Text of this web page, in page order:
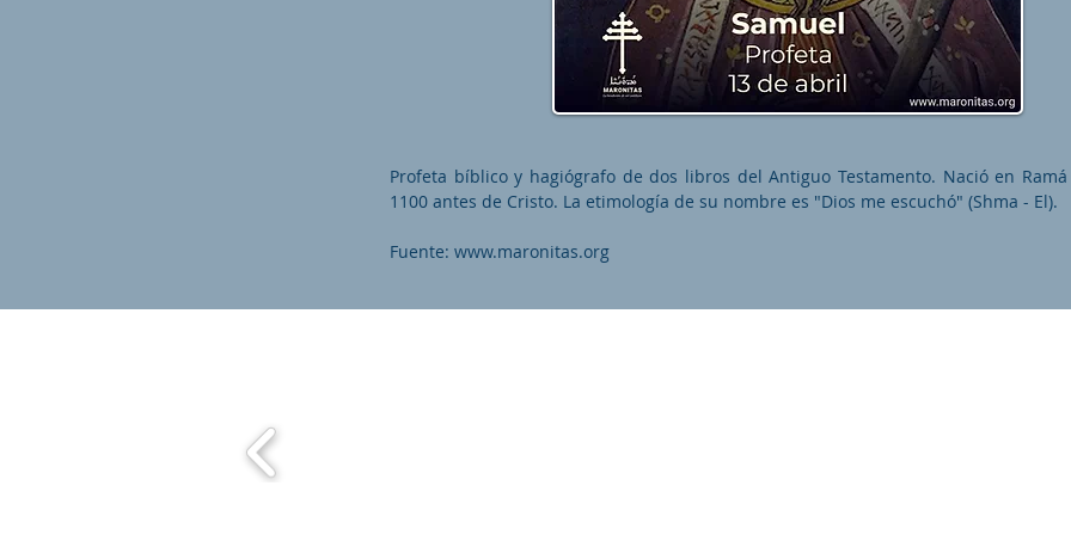
Profeta bíblico y hagiógrafo de dos libros del Antiguo Testamento. Nació en
1100 antes de Cristo. La etimología de su nombre es "Dios me escuchó" (Shma - El).
Fuente: www.maronitas.org